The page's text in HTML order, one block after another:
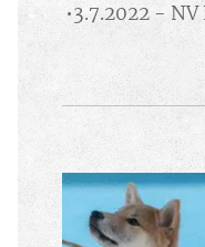
•3.7.2022 -